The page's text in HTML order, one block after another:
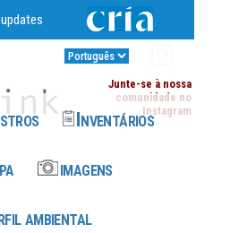
updates
Junte-se à nossa
comunidade no
Instagram